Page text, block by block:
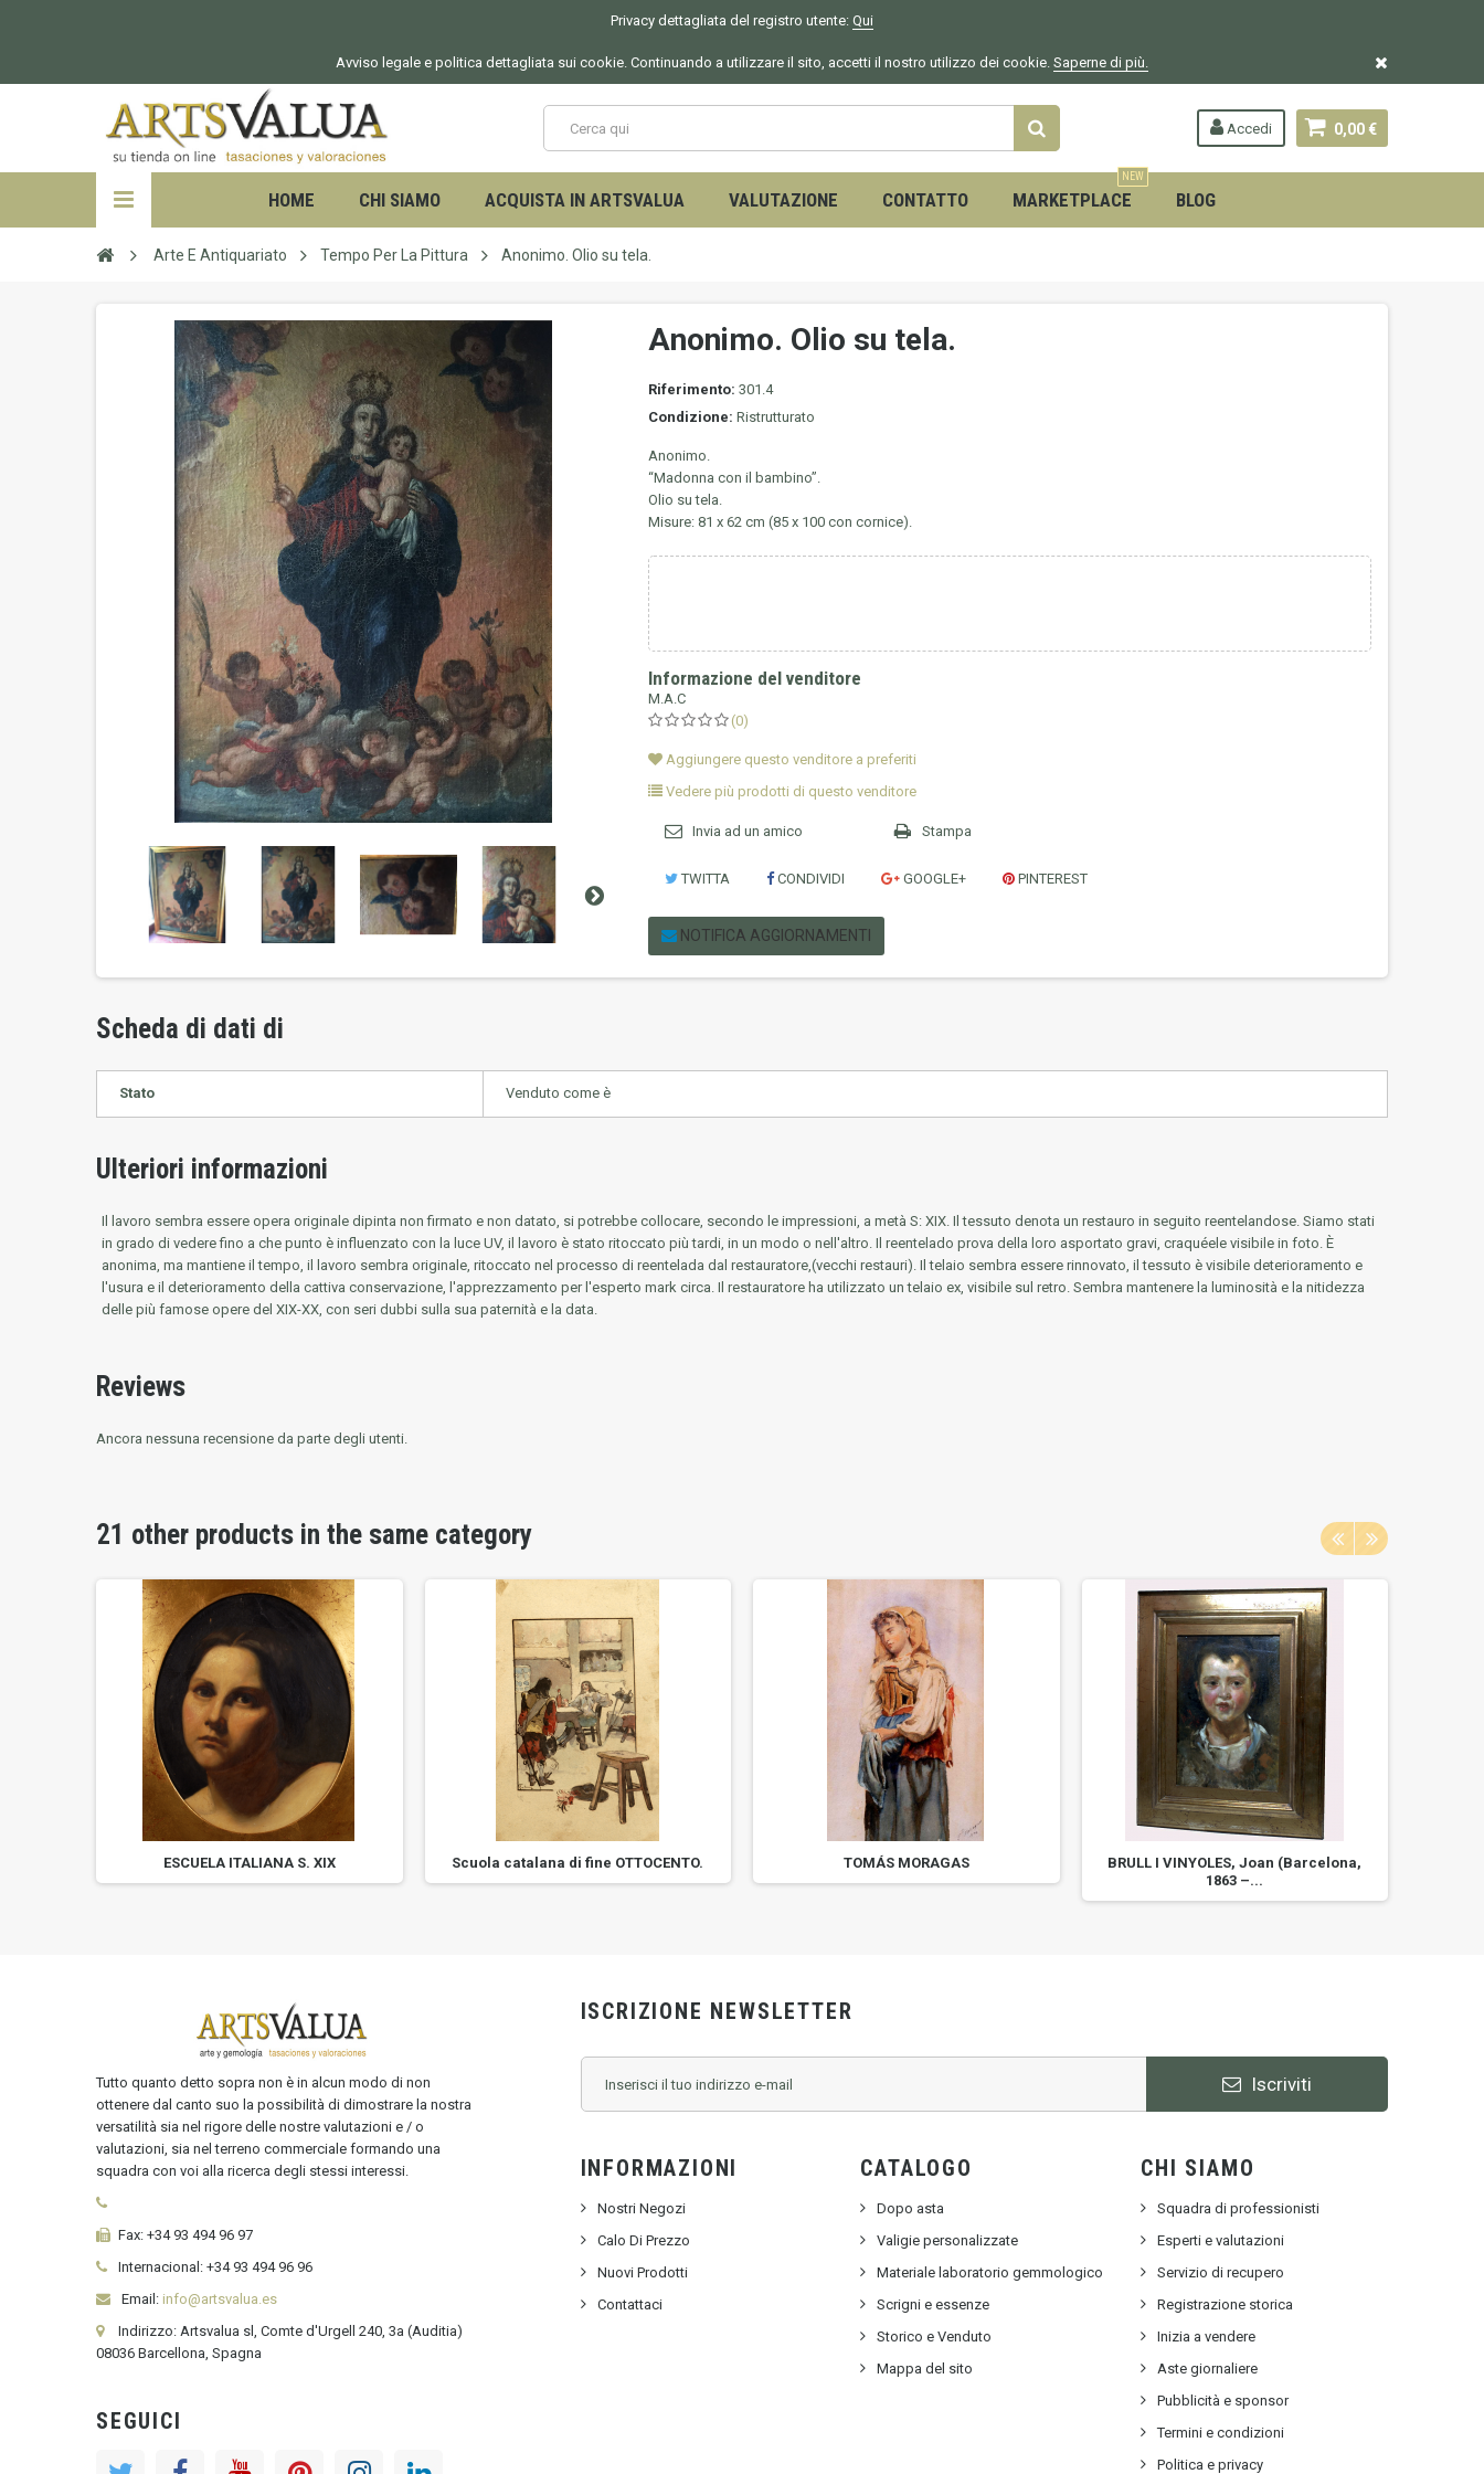
Privacy dettagliata del registro utente: Qui
Avviso legale e politica dettagliata sui cookie. Continuando a utilizzare il sito, accetti il nostro utilizzo dei cookie. Saperne di più.
0,00 €
Accedi
HOME CHI SIAMO ACQUISTA IN ARTSVALUA VALUTAZIONE CONTATTO MARKETPLACE
NEW
BLOG
Arte E Antiquariato Tempo Per La Pittura Anonimo. Olio su tela.
Anonimo. Olio su tela.
Riferimento: 301.4
Condizione: Ristrutturato
Anonimo.
“Madonna con il bambino”.
Olio su tela.
Misure: 81 x 62 cm (85 x 100 con cornice).
Informazione del venditore
M.A.C
(0)
Aggiungere questo venditore a preferiti
Vedere più prodotti di questo venditore
Invia ad un amico Stampa
TWITTA CONDIVIDI GOOGLE+ PINTEREST
NOTIFICA AGGIORNAMENTI
Scheda di dati di
Stato Venduto come è
Ulteriori informazioni
Il lavoro sembra essere opera originale dipinta non firmato e non datato, si potrebbe collocare, secondo le impressioni, a metà S: XIX. Il tessuto denota un restauro in seguito reentelandose. Siamo stati
in grado di vedere fino a che punto è influenzato con la luce UV, il lavoro è stato ritoccato più tardi, in un modo o nell'altro. Il reentelado prova della loro asportato gravi, craquéele visibile in foto. È
anonima, ma mantiene il tempo, il lavoro sembra originale, ritoccato nel processo di reentelada dal restauratore,(vecchi restauri). Il telaio sembra essere rinnovato, il tessuto è visibile deterioramento e
l'usura e il deterioramento della cattiva conservazione, l'apprezzamento per l'esperto mark circa. Il restauratore ha utilizzato un telaio ex, visibile sul retro. Sembra mantenere la luminosità e la nitidezza
delle più famose opere del XIX-XX, con seri dubbi sulla sua paternità e la data.
Reviews
Ancora nessuna recensione da parte degli utenti.
21 other products in the same category
ESCUELA ITALIANA S. XIX Scuola catalana di fine OTTOCENTO. TOMÁS MORAGAS
BRULL I VINYOLES, Joan (Barcelona,
1863 –...
Tutto quanto detto sopra non è in alcun modo di non
ottenere dal canto suo la possibilità di dimostrare la nostra
versatilità sia nel rigore delle nostre valutazioni e / o
valutazioni, sia nel terreno commerciale formando una
squadra con voi alla ricerca degli stessi interessi.
Fax: +34 93 494 96 97
Internacional: +34 93 494 96 96
Email: info@artsvalua.es
Indirizzo: Artsvalua sl, Comte d'Urgell 240, 3a (Auditia)
08036 Barcellona, Spagna
SEGUICI
ISCRIZIONE NEWSLETTER
Iscriviti
INFORMAZIONI
Nostri Negozi
Calo Di Prezzo
Nuovi Prodotti
Contattaci
CATALOGO
Dopo asta
Valigie personalizzate
Materiale laboratorio gemmologico
Scrigni e essenze
Storico e Venduto
Mappa del sito
CHI SIAMO
Squadra di professionisti
Esperti e valutazioni
Servizio di recupero
Registrazione storica
Inizia a vendere
Aste giornaliere
Pubblicità e sponsor
Termini e condizioni
Politica e privacy